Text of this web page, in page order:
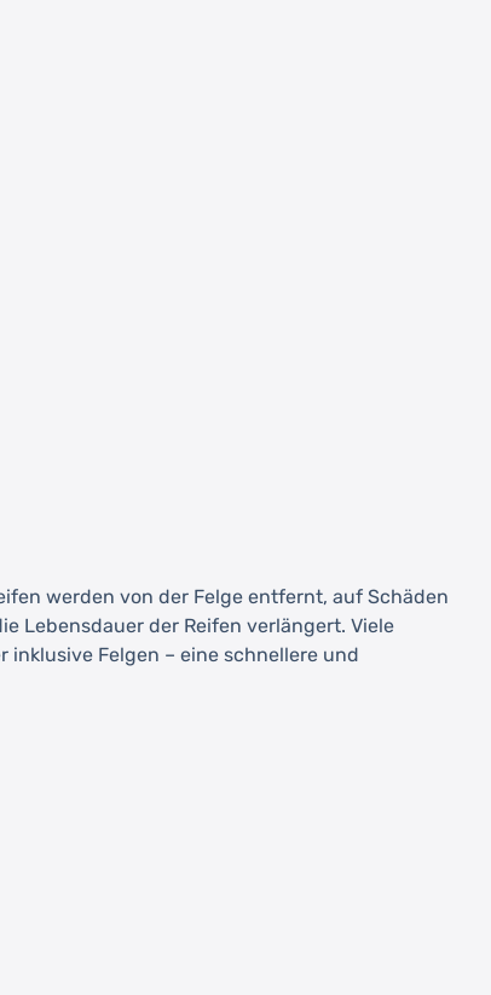
werden von der Felge entfernt, auf Schäden
Lebensdauer der Reifen verlängert. Viele
inklusive Felgen – eine schnellere und